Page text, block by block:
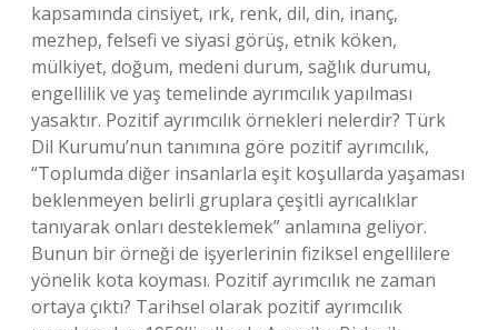
kapsamında cinsiyet, ırk, renk, dil, din, inanç,
mezhep, felsefi ve siyasi görüş, etnik köken,
mülkiyet, doğum, medeni durum, sağlık durumu,
engellilik ve yaş temelinde ayrımcılık yapılması
yasaktır. Pozitif ayrımcılık örnekleri nelerdir? Türk
Dil Kurumu’nun tanımına göre pozitif ayrımcılık,
“Toplumda diğer insanlarla eşit koşullarda yaşaması
beklenmeyen belirli gruplara çeşitli ayrıcalıklar
tanıyarak onları desteklemek” anlamına geliyor.
Bunun bir örneği de işyerlerinin fiziksel engellilere
yönelik kota koyması. Pozitif ayrımcılık ne zaman
ortaya çıktı? Tarihsel olarak pozitif ayrımcılık